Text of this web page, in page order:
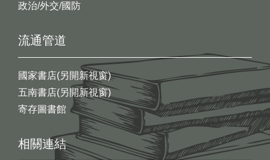
政治/外交/國防
流通管道
國家書店(另開新視窗)
五南書店(另開新視窗)
寄存圖書館
相關連結